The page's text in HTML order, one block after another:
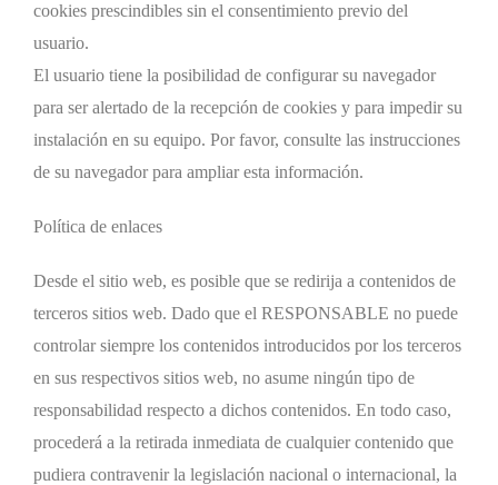
cookies prescindibles sin el consentimiento previo del
usuario.
El usuario tiene la posibilidad de configurar su navegador
para ser alertado de la recepción de cookies y para impedir su
instalación en su equipo. Por favor, consulte las instrucciones
de su navegador para ampliar esta información.
Política de enlaces
Desde el sitio web, es posible que se redirija a contenidos de
terceros sitios web. Dado que el RESPONSABLE no puede
controlar siempre los contenidos introducidos por los terceros
en sus respectivos sitios web, no asume ningún tipo de
responsabilidad respecto a dichos contenidos. En todo caso,
procederá a la retirada inmediata de cualquier contenido que
pudiera contravenir la legislación nacional o internacional, la